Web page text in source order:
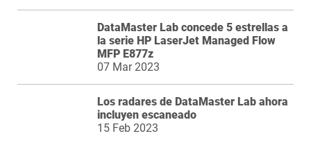
DataMaster Lab concede 5 estrellas a
la serie HP LaserJet Managed Flow
MFP E877z
07 Mar 2023
Los radares de DataMaster Lab ahora
incluyen escaneado
15 Feb 2023